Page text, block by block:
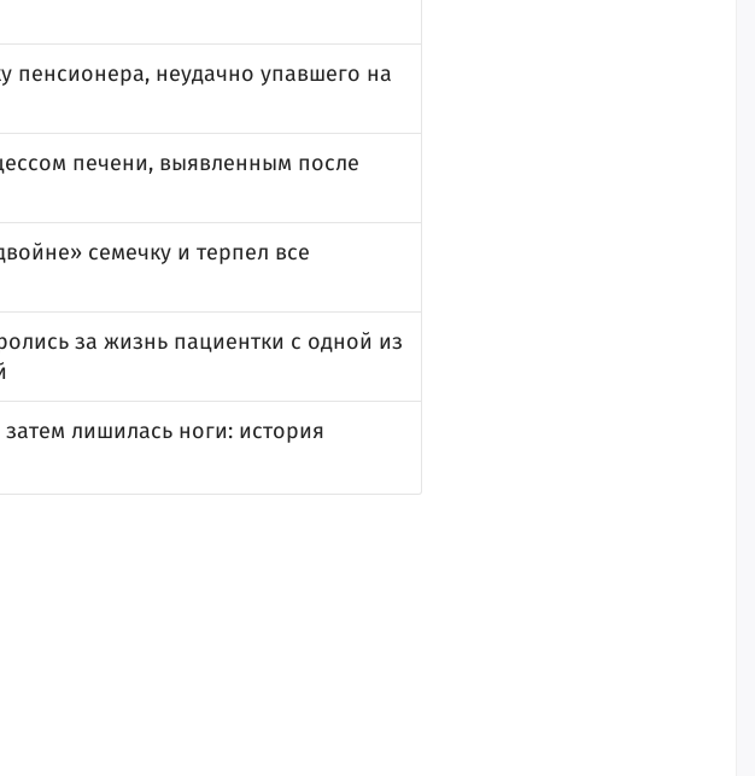
пенсионера, неудачно упавшего на
печени, выявленным после
семечку и терпел все
за жизнь пациентки с одной из
лишилась ноги: история